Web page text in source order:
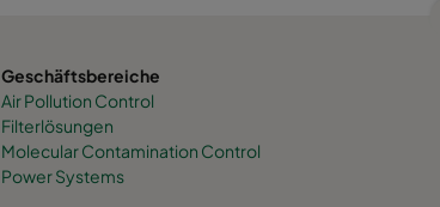
Geschäftsbereiche
Air Pollution Control
Filterlösungen
Molecular Contamination Control
Power Systems